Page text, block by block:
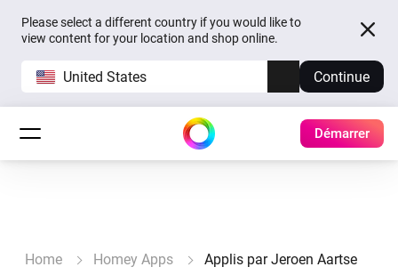
Please select a different country if you would like to
view content for your location and shop online.
United States Continue
Démarrer
Home Homey Apps Applis par Jeroen Aartse